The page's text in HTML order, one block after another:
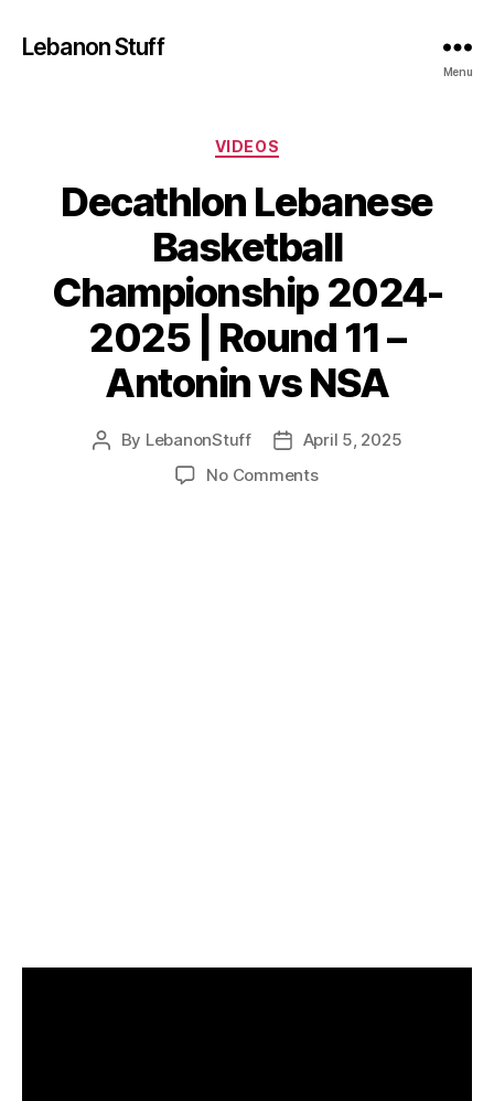
Lebanon Stuff
Menu
Categories
VIDEOS
Decathlon Lebanese
Basketball
Championship 2024-
2025 | Round 11 –
Antonin vs NSA
Post
By LebanonStuff
PostApril 5, 2025
No Commentson